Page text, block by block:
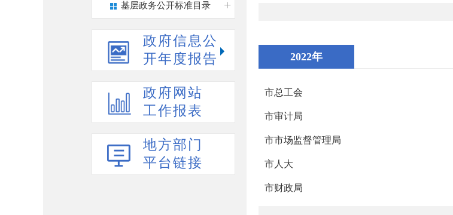
基层政务公开标准目录
政府信息公
开年度报告
政府网站
工作报表
地方部门
平台链接
2022年
市总工会
市审计局
市市场监督管理局
市人大
市财政局